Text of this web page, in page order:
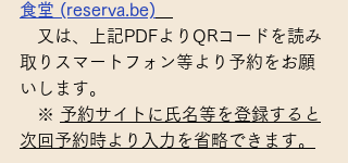
食堂 (reserva.be)
又は、上記PDFよりQRコードを読み
取りスマートフォン等より予約をお願
いします。
※ 予約サイトに氏名等を登録すると
次回予約時より入力を省略できます。